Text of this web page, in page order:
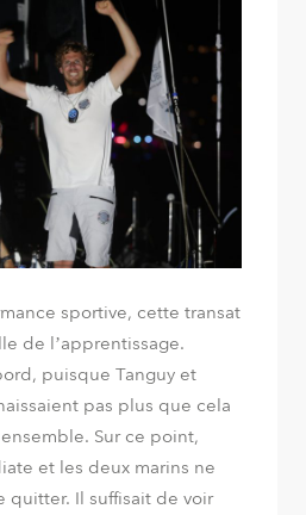
sportive, cette transat
de l’apprentissage.
puisque Tanguy et
pas plus que cela
Sur ce point,
et les deux marins ne
quitter. Il suffisait de voir